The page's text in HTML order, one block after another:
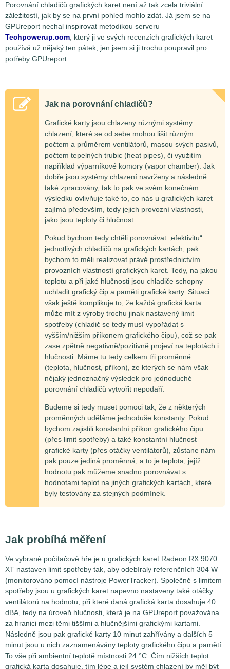
Porovnání chladičů grafických karet není až tak zcela triviální
záležitostí, jak by se na první pohled mohlo zdát. Já jsem se na
GPUreport nechal inspirovat metodikou serveru
Techpowerup.com, který ji ve svých recenzích grafických karet
používá už nějaký ten pátek, jen jsem si ji trochu poupravil pro
potřeby GPUreport.
Jak na porovnání chladičů?
Grafické karty jsou chlazeny různými systémy
chlazení, které se od sebe mohou lišit různým
počtem a průměrem ventilátorů, masou svých pasivů,
počtem tepelných trubic (heat pipes), či využitím
například výparníkové komory (vapor chamber). Jak
dobře jsou systémy chlazení navrženy a následně
také zpracovány, tak to pak ve svém konečném
výsledku ovlivňuje také to, co nás u grafických karet
zajímá především, tedy jejich provozní vlastnosti,
jako jsou teploty či hlučnost.
Pokud bychom tedy chtěli porovnávat „efektivitu“
jednotlivých chladičů na grafických kartách, pak
bychom to měli realizovat právě prostřednictvím
provozních vlastností grafických karet. Tedy, na jakou
teplotu a při jaké hlučnosti jsou chladiče schopny
uchladit grafický čip a paměti grafické karty. Situaci
však ještě komplikuje to, že každá grafická karta
může mít z výroby trochu jinak nastavený limit
spotřeby (chladič se tedy musí vypořádat s
vyšším/nižším příkonem grafického čipu), což se pak
zase zpětně negativně/pozitivně projeví na teplotách i
hlučnosti. Máme tu tedy celkem tři proměnné
(teplota, hlučnost, příkon), ze kterých se nám však
nějaký jednoznačný výsledek pro jednoduché
porovnání chladičů vytvořit nepodaří.
Budeme si tedy muset pomoci tak, že z některých
proměnných uděláme jednoduše konstanty. Pokud
bychom zajistili konstantní příkon grafického čipu
(přes limit spotřeby) a také konstantní hlučnost
grafické karty (přes otáčky ventilátorů), zůstane nám
pak pouze jediná proměnná, a to je teplota, jejíž
hodnotu pak můžeme snadno porovnávat s
hodnotami teplot na jiných grafických kartách, které
byly testovány za stejných podmínek.
Jak probíhá měření
Ve vybrané počítačové hře je u grafických karet Radeon RX 9070
XT nastaven limit spotřeby tak, aby odebíraly referenčních 304 W
(monitorováno pomocí nástroje PowerTracker). Společně s limitem
spotřeby jsou u grafických karet napevno nastaveny také otáčky
ventilátorů na hodnotu, při které daná grafická karta dosahuje 40
dBA, tedy na úroveň hlučnosti, která je na GPUreport považována
za hranici mezi těmi tiššími a hlučnějšími grafickými kartami.
Následně jsou pak grafické karty 10 minut zahřívány a dalších 5
minut jsou u nich zaznamenávány teploty grafického čipu a pamětí.
To vše při ambientní teplotě místnosti 24 °C. Čím nižších teplot
grafická karta dosahuje, tím lépe a její systém chlazení by měl být